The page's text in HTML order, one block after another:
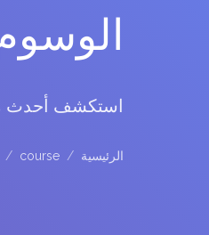
استكشف أحدث
الرئيسية /
course
/